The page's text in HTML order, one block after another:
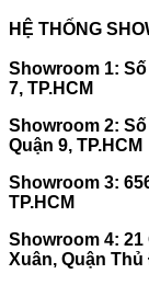
HỆ THỐNG
Showroom 1:
7, TP.HCM
Showroom 2:
Quận 9, TP.HCM
Showroom 3:
TP.HCM
Showroom 4:
Xuân, Quận Thủ